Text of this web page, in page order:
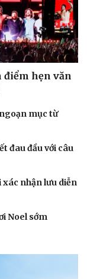
thời sự
đêm khuya
yêu
cho bé
điểm hẹn văn
mục từ
đau đầu với câu
nhận lưu diễn
Noel sớm